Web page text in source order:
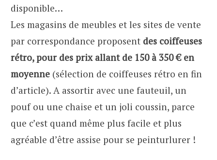
disponible…
Les magasins de meubles et les sites de vente
par correspondance proposent des coiffeuses
rétro, pour des prix allant de 150 à 350 € en
moyenne (sélection de coiffeuses rétro en fin
d’article). A assortir avec une fauteuil, un
pouf ou une chaise et un joli coussin, parce
que c’est quand même plus facile et plus
agréable d’être assise pour se peinturlurer !